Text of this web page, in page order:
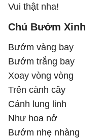
Vui thật nha!
Chú Bướm Xinh
Bướm vàng bay
Bướm trắng bay
Xoay vòng vòng
Trên cành cây
Cánh lung linh
Như hoa nở
Bướm nhẹ nhàng